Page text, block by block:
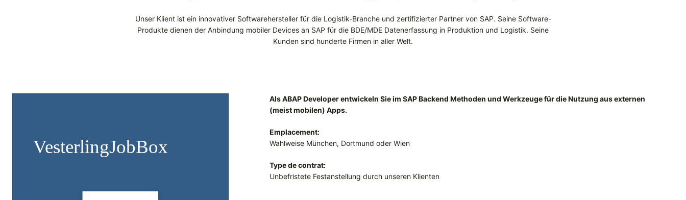
Unser Klient ist ein innovativer Softwarehersteller für die Logistik-Branche und zertifizierter Partner von SAP. Seine Software-
Produkte dienen der Anbindung mobiler Devices an SAP für die BDE/MDE Datenerfassung in Produktion und Logistik. Seine
Kunden sind hunderte Firmen in aller Welt.
Vesterling­JobBox
Als ABAP Developer entwickeln Sie im SAP Backend Methoden und Werkzeuge für die Nutzung aus externen
(meist mobilen) Apps.
Emplacement:
Wahlweise München, Dortmund oder Wien
Type de contrat:
Unbefristete Festanstellung durch unseren Klienten